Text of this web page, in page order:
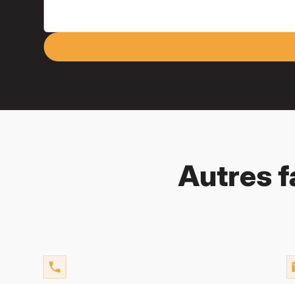
Autres
phone